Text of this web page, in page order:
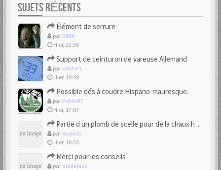
SUJETS RÉCENTS
Élément de serrure
par DIMA
Hier, 23:36
Support de ceinturon de vareuse Allemand
parwhite's
Hier, 19:48
Possible dés à coudre Hispano-mauresque.
par Pablo87
Hier, 17:07
Partie d un plomb de scelle pour de la chaux hydraulique
par dado31
Hier, 10:33
Merci pour les conseils
par ouillejack